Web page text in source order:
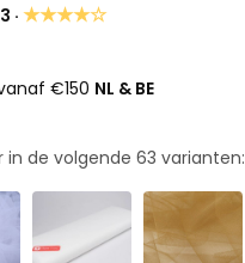
·★★★★☆
€150 NL & BE
in de volgende63 varianten: